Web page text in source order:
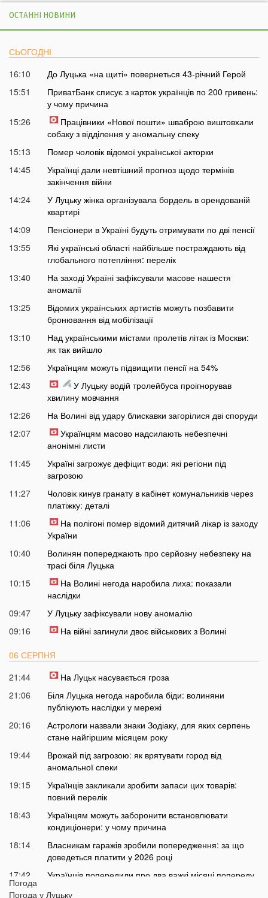
ОСТАННІ НОВИНИ
СЬОГОДНІ
16:10
До Луцька «на щиті» повернеться 43-річний Герой
15:51
ПриватБанк списує з карток українців по 200 гривень:
у чому причина
15:26
Працівники «Нової пошти» шваброю виштовхали
собаку з відділення у аномальну спеку
15:13
Помер чоловік відомої української акторки
14:45
Українці дали невтішний прогноз щодо термінів
закінчення війни
14:24
У Луцьку жінка організувала бордель в орендованій
квартирі
14:09
Пенсіонери в Україні будуть отримувати по дві пенсії
13:55
Які українські області найбільше постраждають від
глобального потепління: перелік
13:40
На заході Україні зафіксували масове нашестя
аномалії
13:25
Відомих українських артистів можуть позбавити
бронювання від мобілізації
13:10
Над українськими містами пролетів літак із Москви:
як так вийшло
12:56
Українцям можуть підвищити пенсії на 54%
12:43
У Луцьку водій тролейбуса проігнорував
хвилину мовчання
12:26
На Волині від удару блискавки загорілися дві споруди
12:07
Українцям масово надсилають небезпечні
анонімні листи
11:45
Україні загрожує дефіцит води: які регіони під
загрозою
11:27
Чоловік кинув гранату в кабінет комунальників через
платіжку: деталі
11:06
На полігоні помер відомий дитячий лікар із заходу
України
10:40
Волинян попереджають про серйозну небезпеку на
трасі біля Луцька
10:15
На Волині негода наробила лиха: показали
наслідки
09:47
У Луцьку зафіксували нову аномалію
09:16
На війні загинули двоє військових з Волині
06 СЕРПНЯ
21:44
На Луцьк насувається гроза
21:06
Біля Луцька негода наробила біди: волиняни
публікують наслідки у мережі
20:16
Астрологи назвали знаки Зодіаку, для яких серпень
стане найгіршим місяцем року
19:44
Врожай під загрозою: як врятувати город від
аномальної спеки
19:15
Українців закликали зробити запаси цих товарів:
повний перелік
18:43
Українцям можуть заборонити встановлювати
кондиціонери: у чому причина
18:14
Власникам гаражів зробили попередження: за що
доведеться платити у 2026 році
17:42
Українців попередили про два важкі місяці попереду
17:13
На Волині у ліцей фіктивно працевлаштували 12 осіб:
Погода
Погода у Луцьку